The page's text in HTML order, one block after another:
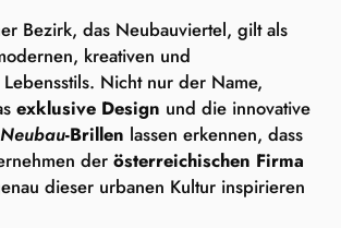
Bezirk, das Neubauviertel, gilt als
kreativen und
Nicht nur der Name,
exklusive Design und die innovative
Neubau-Brillen lassen erkennen, dass
der österreichischen Firma
dieser urbanen Kultur inspirieren